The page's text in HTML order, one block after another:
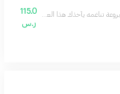
تناغمه يأخذك هذا العطر في رحلة من
115.0
ر.س